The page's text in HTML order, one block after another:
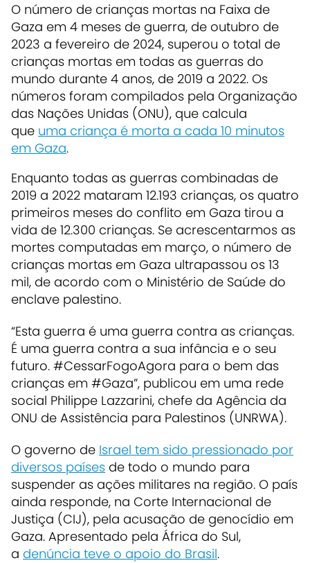
O número de crianças mortas na Faixa de
Gaza em 4 meses de guerra, de outubro de
2023 a fevereiro de 2024, superou o total de
crianças mortas em todas as guerras do
mundo durante 4 anos, de 2019 a 2022. Os
números foram compilados pela Organização
das Nações Unidas (ONU), que calcula
que uma criança é morta a cada 10 minutos
em Gaza.
Enquanto todas as guerras combinadas de
2019 a 2022 mataram 12.193 crianças, os quatro
primeiros meses do conflito em Gaza tirou a
vida de 12.300 crianças. Se acrescentarmos as
mortes computadas em março, o número de
crianças mortas em Gaza ultrapassou os 13
mil, de acordo com o Ministério de Saúde do
enclave palestino.
“Esta guerra é uma guerra contra as crianças.
É uma guerra contra a sua infância e o seu
futuro. #CessarFogoAgora para o bem das
crianças em #Gaza”, publicou em uma rede
social Philippe Lazzarini, chefe da Agência da
ONU de Assistência para Palestinos (UNRWA).
O governo de Israel tem sido pressionado por
diversos países de todo o mundo para
suspender as ações militares na região. O país
ainda responde, na Corte Internacional de
Justiça (CIJ), pela acusação de genocídio em
Gaza. Apresentado pela África do Sul,
a denúncia teve o apoio do Brasil.